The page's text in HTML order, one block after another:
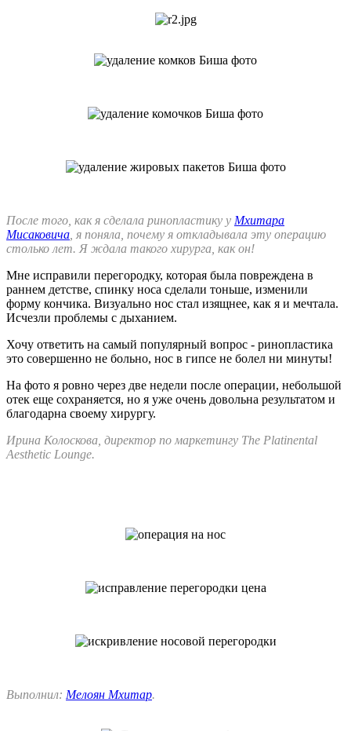
После того, как я сделала ринопластику у Мхитара
Мисаковича , я поняла, почему я откладывала эту операцию
столько лет. Я ждала такого хирурга, как он!
Мне исправили перегородку, которая была повреждена в
раннем детстве, спинку носа сделали тоньше, изменили
форму кончика. Визуально нос стал изящнее, как я и мечтала.
Исчезли проблемы с дыханием.
Хочу ответить на самый популярный вопрос - ринопластика
это совершенно не больно, нос в гипсе не болел ни минуты!
На фото я ровно через две недели после операции, небольшой
отек еще сохраняется, но я уже очень довольна результатом и
благодарна своему хирургу.
Ирина Колоскова, директор по маркетингу The Platinental
Aesthetic Lounge.
Выполнил: Мелоян Мхитар.